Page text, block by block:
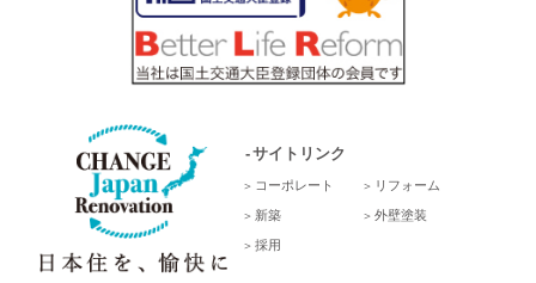
サイトリンク
コーポレート リフォーム
新築 外壁塗装
採用